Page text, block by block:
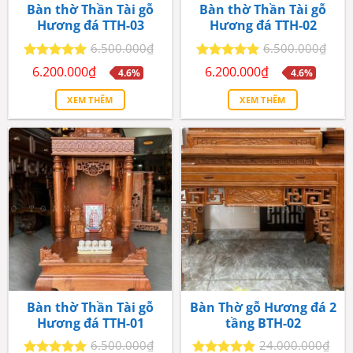
Bàn thờ Thần Tài gỗ
Hương đá TTH-03
Được xếp
hạng55
6.500.000₫
Giá
gốc
6.500.000₫.
6.200.000₫Giá
hiện
tại
là:
6.200.000₫.
4.6%
XEM THÊM
Bàn thờ Thần Tài gỗ
Hương đá TTH-02
Được xếp
hạng55
6.500.000₫
Giá
gốc
6.500.000₫.
6.200.000₫Giá
hiện
tại
là:
6.200.000₫.
4.6%
XEM THÊM
Bàn thờ Thần Tài gỗ
Hương đá TTH-01
6.500.000₫
Bàn Thờ gỗ Hương đá 2
tầng BTH-02
24.000.000₫